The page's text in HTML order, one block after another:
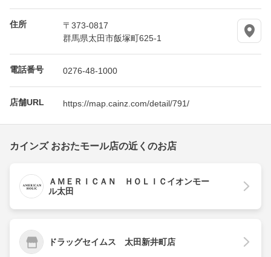
住所
〒373-0817
群馬県太田市飯塚町625-1
電話番号 0276-48-1000
店舗URL https://map.cainz.com/detail/791/
カインズ おおたモール店の近くのお店
ＡＭＥＲＩＣＡＮ ＨＯＬＩＣイオンモー
ル太田
ドラッグセイムス 太田新井町店